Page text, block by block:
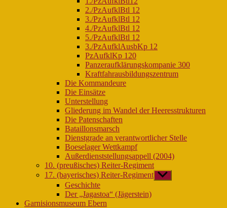
2./PzAufklBtl 12
3./PzAufklBtl 12
4./PzAufklBtl 12
5./PzAufklBtl 12
3./PzAufklAusbKp 12
PzAufklKp 120
Panzeraufklärungskompanie 300
Kraftfahrausbildungszentrum
Die Kommandeure
Die Einsätze
Unterstellung
Gliederung im Wandel der Heeresstrukturen
Die Patenschaften
Bataillonsmarsch
Dienstgrade an verantwortlicher Stelle
Boeselager Wettkampf
Außerdienststellungsappell (2004)
10. (preußisches) Reiter-Regiment
17. (bayerisches) Reiter-Regiment Untermenü
anzeigen
Geschichte
Der „Jagastoa“ (Jägerstein)
Garnisionsmuseum Ebern